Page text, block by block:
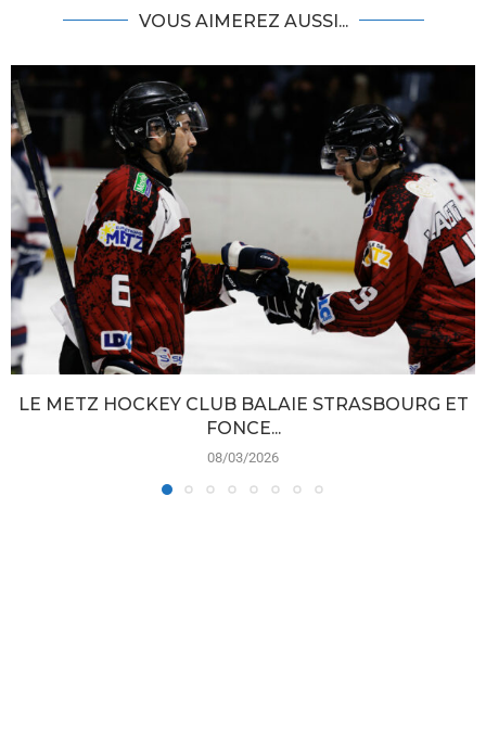
VOUS AIMEREZ AUSSI...
LE METZ HOCKEY CLUB BALAIE STRASBOURG ET
FONCE...
08/03/2026